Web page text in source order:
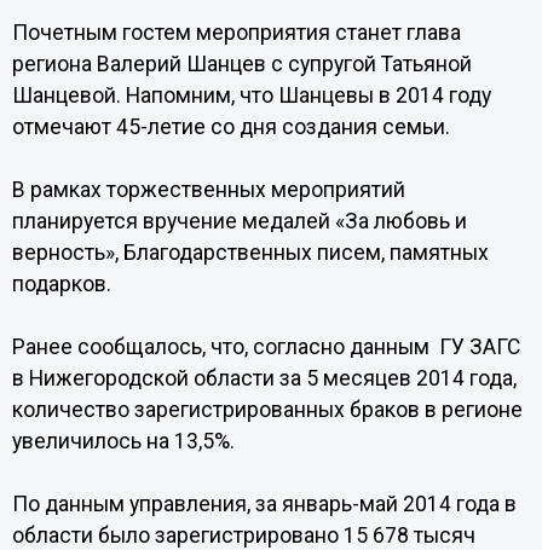
Почетным гостем мероприятия станет глава
региона Валерий Шанцев с супругой Татьяной
Шанцевой. Напомним, что Шанцевы в 2014 году
отмечают 45-летие со дня создания семьи.
В рамках торжественных мероприятий
планируется вручение медалей «За любовь и
верность», Благодарственных писем, памятных
подарков.
Ранее сообщалось, что, согласно данным ГУ ЗАГС
в Нижегородской области за 5 месяцев 2014 года,
количество зарегистрированных браков в регионе
увеличилось на 13,5%.
По данным управления, за январь-май 2014 года в
области было зарегистрировано 15 678 тысяч